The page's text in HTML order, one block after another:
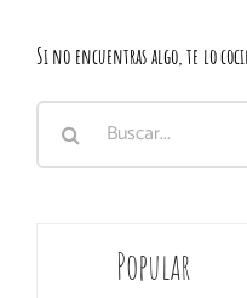
Si no encuentras algo, te lo
Popular